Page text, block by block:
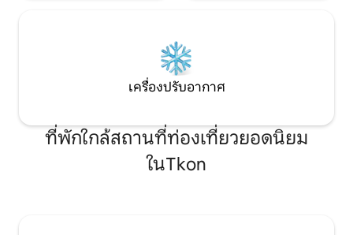
เครื่องปรับอากาศ
ที่พักใกล้สถานที่ท่องเที่ยวยอดนิยม
ในTkon